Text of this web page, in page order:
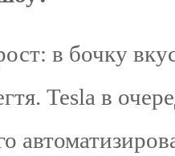
в бочку
Tesla в